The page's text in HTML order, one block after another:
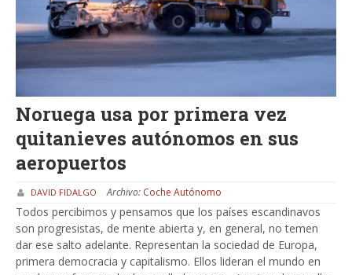
Noruega usa por primera vez
quitanieves autónomos en sus
aeropuertos
DAVID FIDALGO Archivo: Coche Autónomo
Todos percibimos y pensamos que los países escandinavos
son progresistas, de mente abierta y, en general, no temen
dar ese salto adelante. Representan la sociedad de Europa,
primera democracia y capitalismo. Ellos lideran el mundo en